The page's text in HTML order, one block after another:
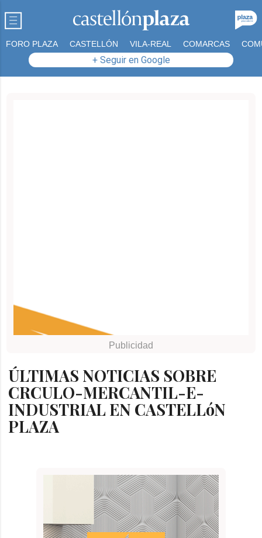
FORO PLAZA CASTELLÓN VILA-REAL COMARCAS
+ Seguir en Google
ÚLTIMAS NOTICIAS SOBRE
CRCULO-MERCANTIL-E-
INDUSTRIAL EN CASTELLóN
PLAZA